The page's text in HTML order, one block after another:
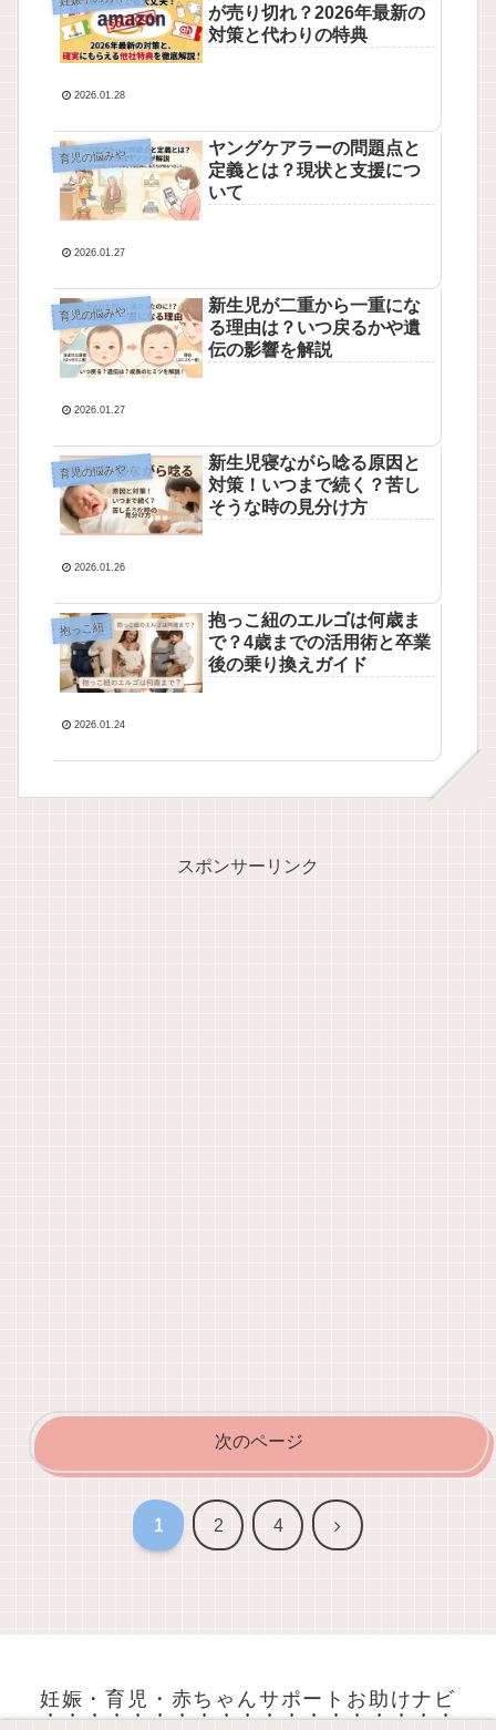
が売り切れ？2026年最新の
対策と代わりの特典
2026.01.28
育
児の悩みや制度
ヤングケアラーの問題点と
定義とは？現状と支援につ
いて
2026.01.27
育
児の悩みや制度
新生児が二重から一重にな
る理由は？いつ戻るかや遺
伝の影響を解説
2026.01.27
育
児の悩みや制度
新生児寝ながら唸る原因と
対策！いつまで続く？苦し
そうな時の見分け方
2026.01.26
抱っこ紐
抱っこ紐のエルゴは何歳ま
で？4歳までの活用術と卒業
後の乗り換えガイド
2026.01.24
スポンサーリンク
次のページ
1 2 4 次
妊娠・育児・赤ちゃんサポートお助けナビ